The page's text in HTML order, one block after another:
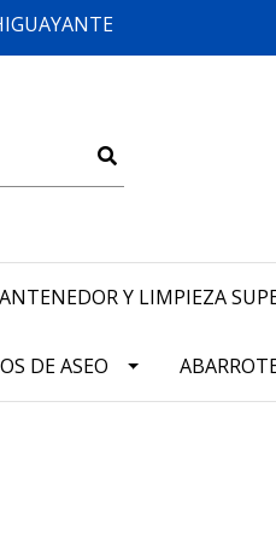
Y LIMPIEZA
DE ASEO